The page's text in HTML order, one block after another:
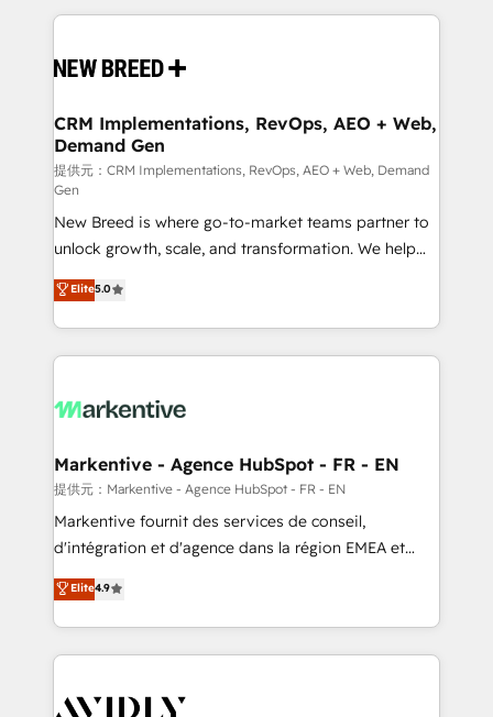
革を、構想から実装・定着までPMOとして主導。「設
の統合・浸透・変革管理を実行します。 ▸ CMS戦略設
計・構築：リード獲得・CVR・SEOを前提にした情報設
計・導線設計・テンプレート設計をContent Hubで一体
提供。 ▸ 既存CRM・MAからの移行支援：Salesforce・
Marketo・Pardot等からの移行、カスタム設計、履歴
データ移行と活用設計まで。 ▸ AEO対応：ChatGPT・
ンツとサイト構造を最適化。 🏆 なぜ100incを選ぶの
か？ ✓ HubSpot Eliteパートナー認定 ✓ HubSpotアワ
ード受賞・HUGリーダー ✓ ISO27001:2022 /
HubSpot大百科 出版 CRM・AI活用に関するご相談、現
せください。
making this the official home for all three brands. 🔄
and system integrations powered by Globalia’s
trainers to drive platform adoption. 📈 Revenue
Generation - Full-funnel marketing and high-
performance advertising via Point Success Media. -
Expert deployment of Breeze AI and custom agents
to automate growth. 🏆 Elite Excellence - 8 platform
accreditations and deep HIPAA-compliance
expertise. - A team of 250+ experts dedicated to
your resilient growth.
CRM Implementations, RevOps, AEO + Web,
Demand Gen
提供元：CRM Implementations, RevOps, AEO + Web, Demand
Gen
New Breed is where go-to-market teams partner to
unlock growth, scale, and transformation. We help
companies activate HubSpot’s AI-powered
customer platform and operationalize HubSpot’s
Loop Marketing framework through expert-led
services, smart agents, and purpose-built apps,
results, fast. ⚙️CRM & RevOps: Align all Hubs to your
🎯Demand Gen & ABM: Drive pipeline with inbound,
ABM, AEO, SEO, & paid media. 👩‍💻Web Design:
Build high-performing websites with UX, messaging,
& conversion strategy that drive results. 🤖AI
AI, & maximize AEO with tailored AI services. 🧩
Integrations: Extend HubSpot with custom
Elite5.0
Markentive - Agence HubSpot - FR - EN
提供元：Markentive - Agence HubSpot - FR - EN
Markentive fournit des services de conseil,
d'intégration et d'agence dans la région EMEA et
North America. Avec plus de 115 experts en
marketing automation, Growth, Revops, CRM et
webdesign. Markentive is both a consulting firm, a
digital agency and an integrator. With over 115
CRM and webdesign (We focus on EMEA - USA
Elite4.9